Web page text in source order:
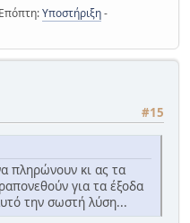
Υποστήριξη-
#15
πληρώνουν κι ας τα
για τα έξοδα
την σωστή λύση...